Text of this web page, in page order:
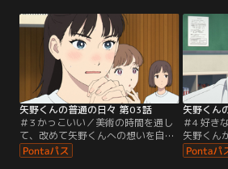
原因を探るべく、親友のメイと一緒
に矢野くんの行動を探ってみると…
矢野くんは「超・不運体質」だっ
た！ますます放っておけなくなる清
子だったが、そんな中、矢野くんが
連続で学校を休んでしまう。
まう矢野
を完食で
ラスメ
で、矢野
清子の挑
矢野くんの普通の日々 第03話
＃3 かっこいい／美術の時間を通し
て、改めて矢野くんへの想いを自覚
した清子。そんなある日の体育の時
間、清子の心配をよそに、矢野くん
矢野くん
＃4 好き
矢野くん
られた清
を返して